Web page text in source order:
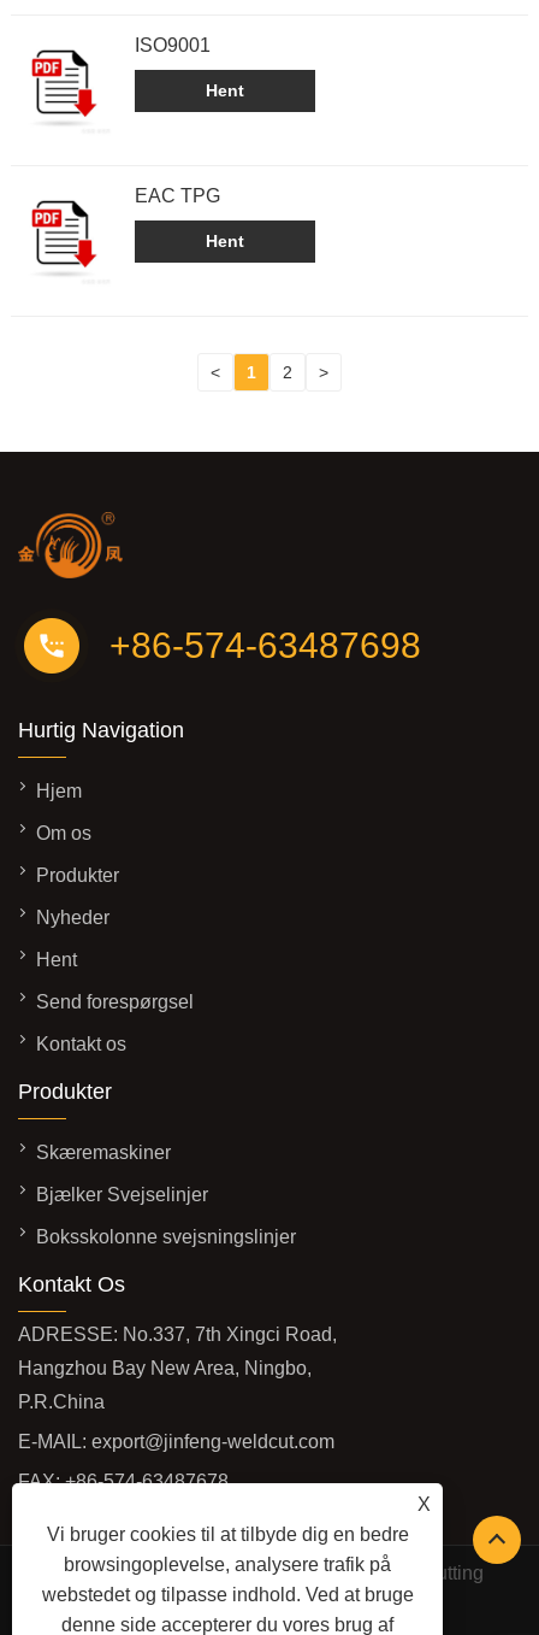
ISO9001
Hent
EAC TPG
Hent
< 1 2 >
X
Vi bruger cookies til at tilbyde dig en bedre
browsingoplevelse, analysere trafik på
webstedet og tilpasse indhold. Ved at bruge
denne side accepterer du vores brug af
+86-574-63487698
Hurtig Navigation
Hjem
Om os
Produkter
Nyheder
Hent
Send forespørgsel
Kontakt os
Produkter
Skæremaskiner
Bjælker Svejselinjer
Boksskolonne svejsningslinjer
Kontakt Os
ADRESSE: No.337, 7th Xingci Road,
Hangzhou Bay New Area, Ningbo,
P.R.China
E-MAIL: export@jinfeng-weldcut.com
FAX: +86-574-63487678
TLF:+86-574-63487698
Copyright © 2022 Ningbo JinFeng Welding and Cutting
Machinery Manufacture Co., Ltd -